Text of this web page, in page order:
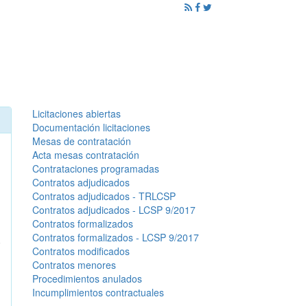
Licitaciones abiertas
Documentación licitaciones
Mesas de contratación
Acta mesas contratación
Contrataciones programadas
Contratos adjudicados
Contratos adjudicados - TRLCSP
Contratos adjudicados - LCSP 9/2017
Contratos formalizados
Contratos formalizados - LCSP 9/2017
Contratos modificados
Contratos menores
Procedimientos anulados
Incumplimientos contractuales